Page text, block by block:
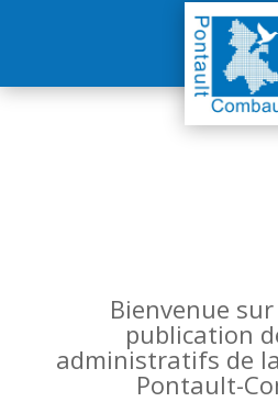
Bienvenue
publication
administratifs de
Pontault-